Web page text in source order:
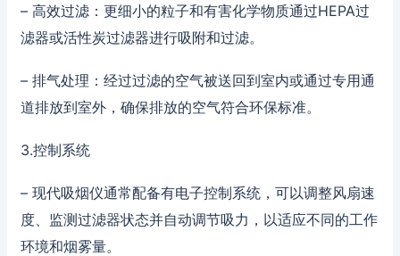
– 高效过滤：更细小的粒子和有害化学物质通过HEPA过
滤器或活性炭过滤器进行吸附和过滤。
– 排气处理：经过过滤的空气被送回到室内或通过专用通
道排放到室外，确保排放的空气符合环保标准。
3.控制系统
– 现代吸烟仪通常配备有电子控制系统，可以调整风扇速
度、监测过滤器状态并自动调节吸力，以适应不同的工作
环境和烟雾量。